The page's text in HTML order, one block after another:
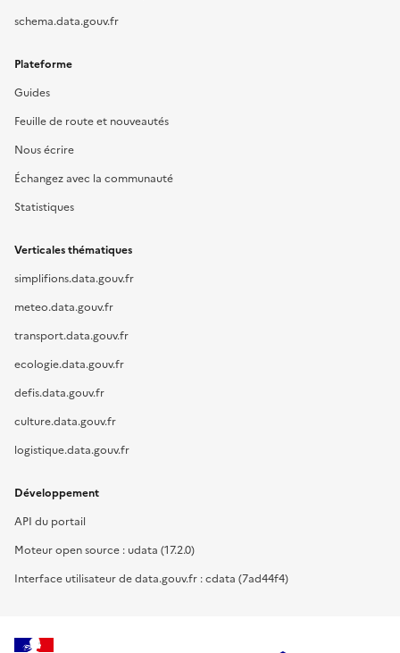
schema.data.gouv.fr
Plateforme
Guides
Feuille de route et nouveautés
Nous écrire
Échangez avec la communauté
Statistiques
Verticales thématiques
simplifions.data.gouv.fr
meteo.data.gouv.fr
transport.data.gouv.fr
ecologie.data.gouv.fr
defis.data.gouv.fr
culture.data.gouv.fr
logistique.data.gouv.fr
Développement
API du portail
Moteur open source : udata (17.2.0)
Interface utilisateur de data.gouv.fr : cdata (7ad44f4)